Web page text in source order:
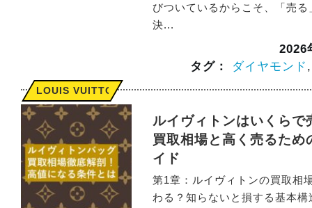
びついているからこそ、「売る
決...
2026
タグ：
ダイヤモンド
LOUIS VUITTON
ルイヴィトンはいくらで
買取相場と高く売るため
イド
第1章：ルイヴィトンの買取相
わる？知らないと損する基本構